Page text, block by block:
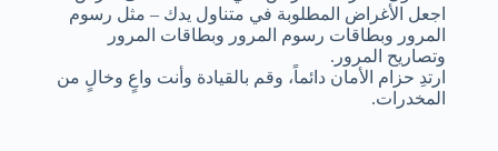
اجعل الأغراض المطلوبة في متناول يدك – مثل رسوم
المرور وبطاقات رسوم المرور وبطاقات المرور
وتصاريح المرور.
ارتدِ حزام الأمان دائماً، وقم بالقيادة وأنت واعٍ وخالٍ من
المخدرات.